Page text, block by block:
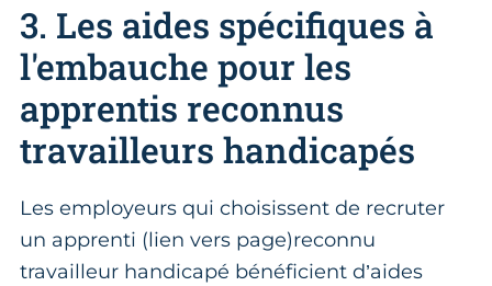
3. Les aides spécifiques à
l'embauche pour les
apprentis reconnus
travailleurs handicapés
Les employeurs qui choisissent de recruter
un apprenti (lien vers page)reconnu
travailleur handicapé bénéficient d’aides